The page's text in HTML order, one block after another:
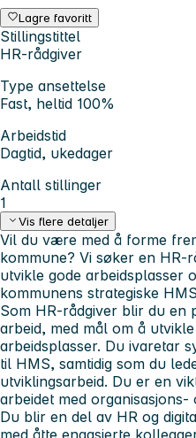
Lagre favoritt
Stillingstittel
HR-rådgiver
Type ansettelse
Fast, heltid 100%
Arbeidstid
Dagtid, ukedager
Antall stillinger
1
Vis flere detaljer
Vil du være med å forme
kommune? Vi søker en HR-
utvikle gode arbeidsplasser
kommunens strategiske
Som HR-rådgiver blir du en
arbeid, med mål om å
arbeidsplasser. Du ivaretar
til HMS, samtidig som du
utviklingsarbeid. Du er en
arbeidet med organisasjons-
Du blir en del av HR og